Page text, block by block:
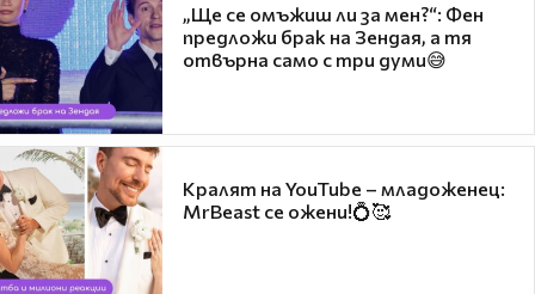
„Ще се омъжиш ли за мен?“: Фен
предложи брак на Зендая, а тя
отвърна само с три думи😅
Кралят на YouTube – младоженец:
MrBeast се ожени!💍🥰